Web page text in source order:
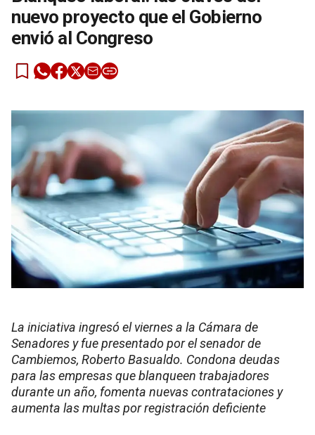
nuevo proyecto que el Gobierno
envió al Congreso
La iniciativa ingresó el viernes a la Cámara de
Senadores y fue presentado por el senador de
Cambiemos, Roberto Basualdo. Condona deudas
para las empresas que blanqueen trabajadores
durante un año, fomenta nuevas contrataciones y
aumenta las multas por registración deficiente